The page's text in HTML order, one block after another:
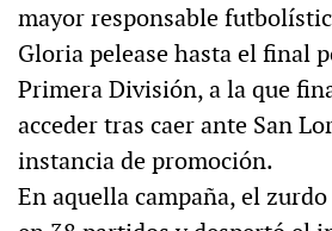
mayor responsable
Gloria pelease hasta el final
Primera División, a la que
acceder tras caer ante San
instancia de promoción.
En aquella campaña, el